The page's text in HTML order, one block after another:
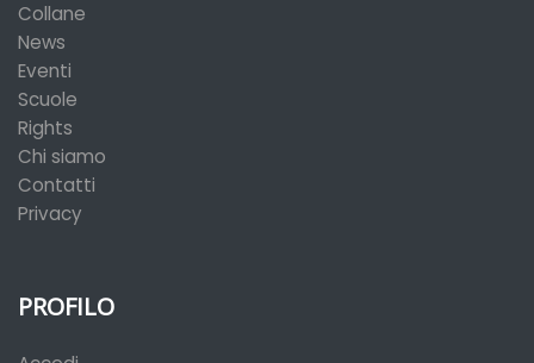
Collane
News
Eventi
Scuole
Rights
Chi siamo
Contatti
Privacy
PROFILO